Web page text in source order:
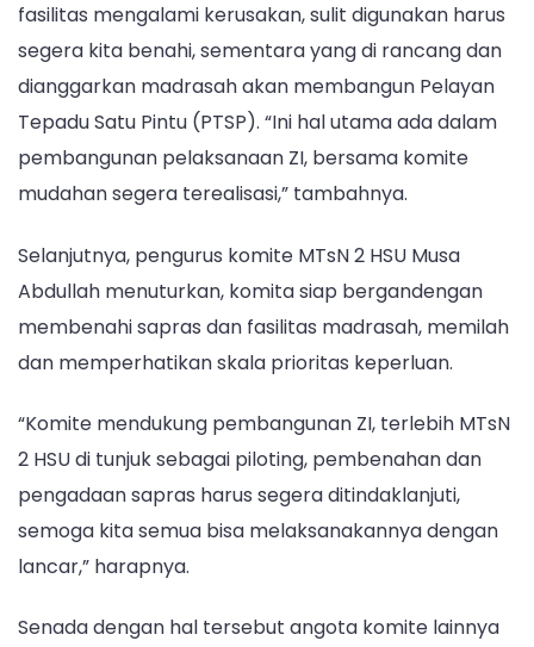
fasilitas mengalami kerusakan, sulit digunakan harus
segera kita benahi, sementara yang di rancang dan
dianggarkan madrasah akan membangun Pelayan
Tepadu Satu Pintu (PTSP). “Ini hal utama ada dalam
pembangunan pelaksanaan ZI, bersama komite
mudahan segera terealisasi,” tambahnya.
Selanjutnya, pengurus komite MTsN 2 HSU Musa
Abdullah menuturkan, komita siap bergandengan
membenahi sapras dan fasilitas madrasah, memilah
dan memperhatikan skala prioritas keperluan.
“Komite mendukung pembangunan ZI, terlebih MTsN
2 HSU di tunjuk sebagai piloting, pembenahan dan
pengadaan sapras harus segera ditindaklanjuti,
semoga kita semua bisa melaksanakannya dengan
lancar,” harapnya.
Senada dengan hal tersebut angota komite lainnya